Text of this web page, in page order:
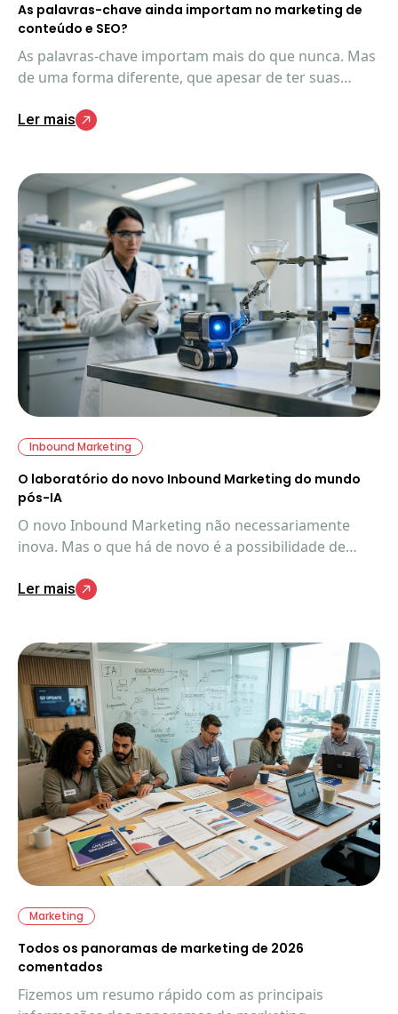
As palavras-chave ainda importam no marketing de
conteúdo e SEO?
As palavras-chave importam mais do que nunca. Mas
de uma forma diferente, que apesar de ter suas
aspectos exclusivos importantes de entender.
Ler mais
Inbound Marketing
O laboratório do novo Inbound Marketing do mundo
pós-IA
O novo Inbound Marketing não necessariamente
inova. Mas o que há de novo é a possibilidade de
como e o que está acontecendo.
Ler mais
Marketing
Todos os panoramas de marketing de 2026
comentados
Fizemos um resumo rápido com as principais